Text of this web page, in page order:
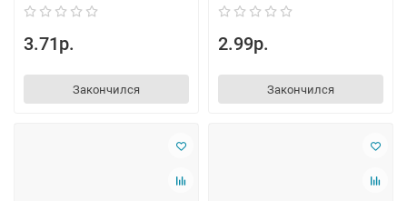
3.71р.
Закончился
2.99р.
Закончился